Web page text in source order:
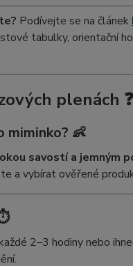
Podívejte se na článek
tabulky, orientační
plenách ❓
miminko? 👶
savostí a jemným
vybírat ověřené
2–3 hodiny nebo